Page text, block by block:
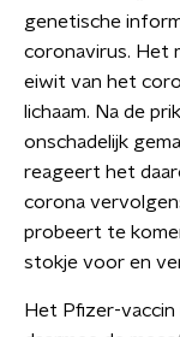
genetische
coronavirus. Het
eiwit van het
lichaam. Na de
onschadelijk
reageert het
corona
probeert te
stokje voor en
Het Pfizer-